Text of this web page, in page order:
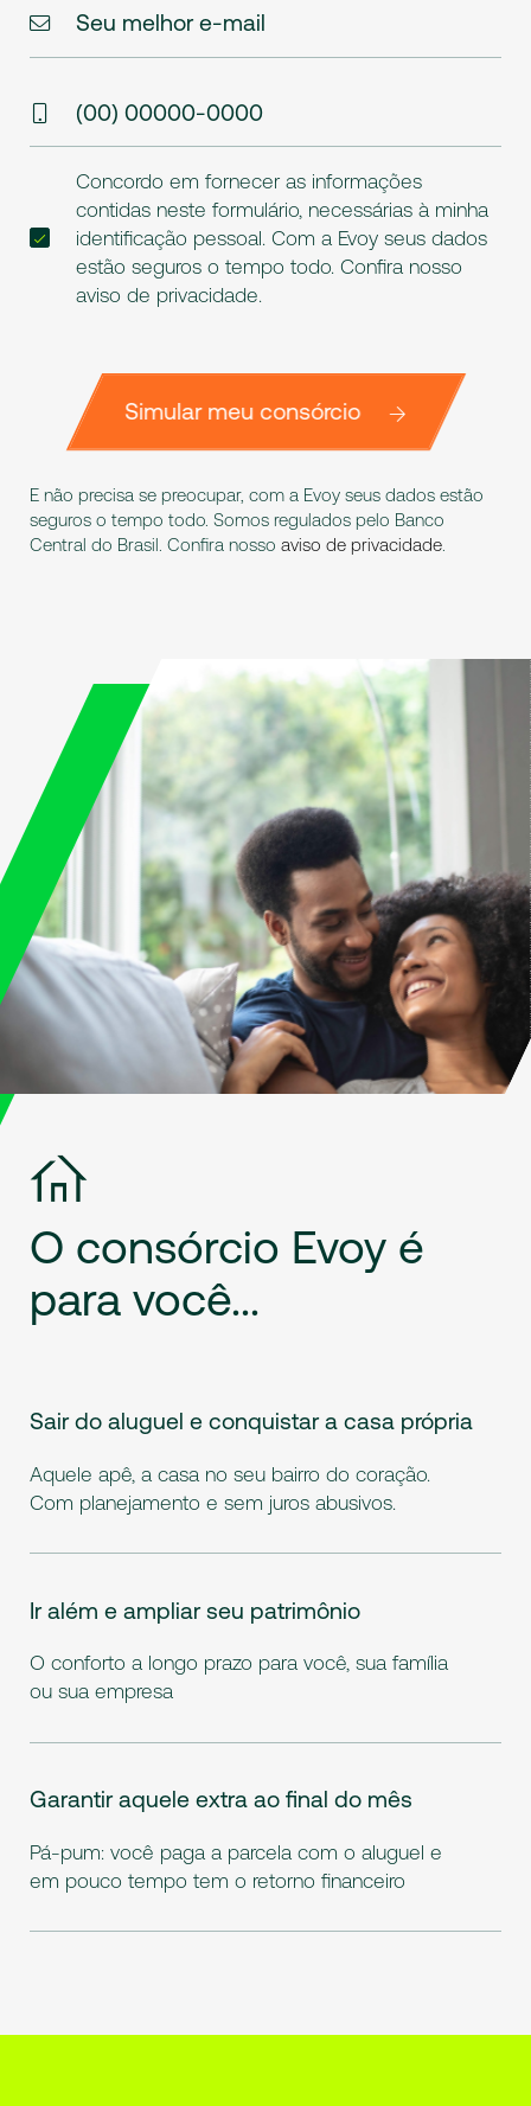
Seu melhor e-mail
(00) 00000-0000
Concordo em fornecer as informações
contidas neste formulário, necessárias à minha
identificação pessoal. Com a Evoy seus dados
estão seguros o tempo todo. Confira nosso
aviso de privacidade.
Simular meu consórcio
E não precisa se preocupar, com a Evoy seus dados estão
seguros o tempo todo. Somos regulados pelo Banco
Central do Brasil. Confira nosso aviso de privacidade.
O consórcio Evoy é
para você...
Sair do aluguel e conquistar a casa própria
Aquele apê, a casa no seu bairro do coração.
Com planejamento e sem juros abusivos.
Ir além e ampliar seu patrimônio
O conforto a longo prazo para você, sua família
ou sua empresa
Garantir aquele extra ao final do mês
Pá-pum: você paga a parcela com o aluguel e
em pouco tempo tem o retorno financeiro